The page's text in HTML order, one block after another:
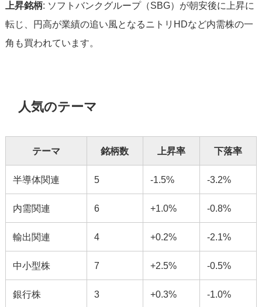
上昇銘柄: ソフトバンクグループ（SBG）が朝安後に上昇に
転じ、円高が業績の追い風となるニトリHDなど内需株の一
角も買われています。
人気のテーマ
テーマ 銘柄数 上昇率 下落率
半導体関連 5 -1.5% -3.2%
内需関連 6 +1.0% -0.8%
輸出関連 4 +0.2% -2.1%
中小型株 7 +2.5% -0.5%
銀行株 3 +0.3% -1.0%